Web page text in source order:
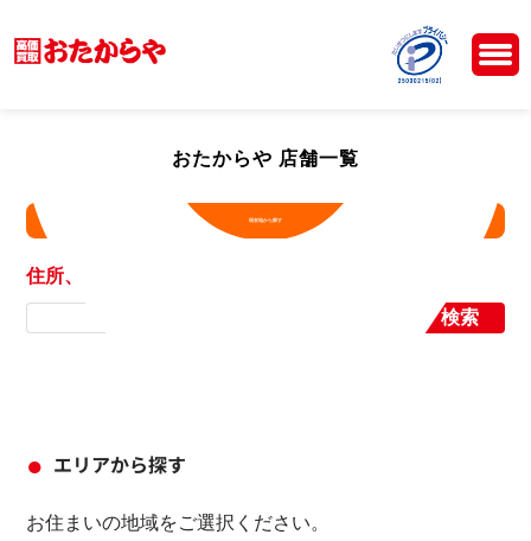
おたからや 店舗一覧
現在地から探す
住所、店舗名から探す
検索
エリアから探す
お住まいの地域をご選択ください。